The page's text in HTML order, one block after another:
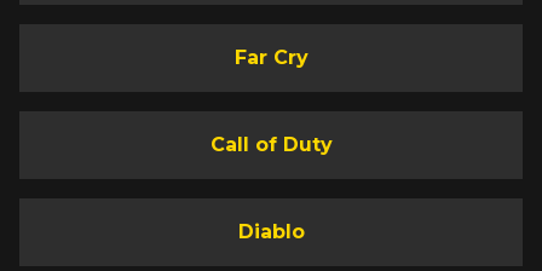
Far Cry
Call of Duty
Diablo